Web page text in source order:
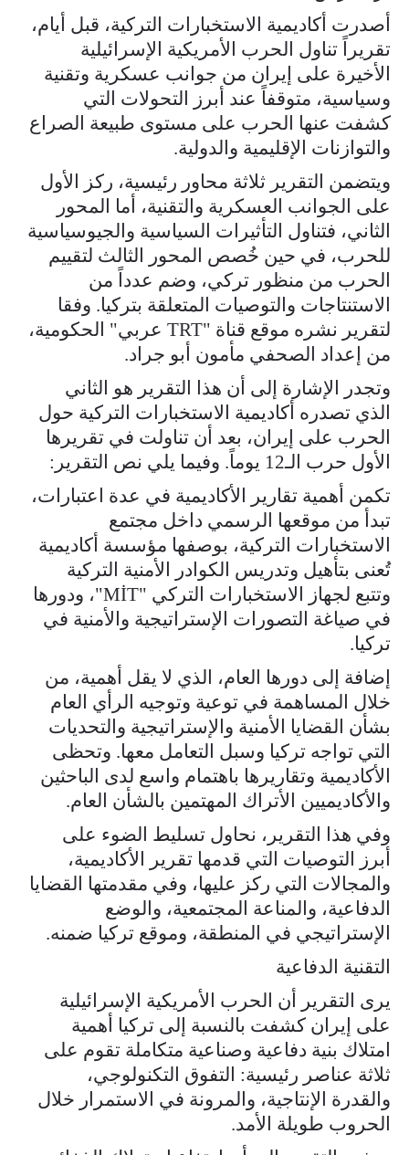
أصدرت أكاديمية الاستخبارات التركية، قبل أيام،
تقريراً تناول الحرب الأمريكية الإسرائيلية
الأخيرة على إيران من جوانب عسكرية وتقنية
وسياسية، متوقفاً عند أبرز التحولات التي
كشفت عنها الحرب على مستوى طبيعة الصراع
والتوازنات الإقليمية والدولية.
ويتضمن التقرير ثلاثة محاور رئيسية، ركز الأول
على الجوانب العسكرية والتقنية، أما المحور
الثاني، فتناول التأثيرات السياسية والجيوسياسية
للحرب، في حين خُصص المحور الثالث لتقييم
الحرب من منظور تركي، وضم عدداً من
الاستنتاجات والتوصيات المتعلقة بتركيا. وفقا
لتقرير نشره موقع قناة "TRT عربي" الحكومية،
من إعداد الصحفي مأمون أبو جراد.
وتجدر الإشارة إلى أن هذا التقرير هو الثاني
الذي تصدره أكاديمية الاستخبارات التركية حول
الحرب على إيران، بعد أن تناولت في تقريرها
الأول حرب الـ12 يوماً. وفيما يلي نص التقرير:
تكمن أهمية تقارير الأكاديمية في عدة اعتبارات،
تبدأ من موقعها الرسمي داخل مجتمع
الاستخبارات التركية، بوصفها مؤسسة أكاديمية
تُعنى بتأهيل وتدريس الكوادر الأمنية التركية
وتتبع لجهاز الاستخبارات التركي "MİT"، ودورها
في صياغة التصورات الإستراتيجية والأمنية في
تركيا.
إضافة إلى دورها العام، الذي لا يقل أهمية، من
خلال المساهمة في توعية وتوجيه الرأي العام
بشأن القضايا الأمنية والإستراتيجية والتحديات
التي تواجه تركيا وسبل التعامل معها. وتحظى
الأكاديمية وتقاريرها باهتمام واسع لدى الباحثين
والأكاديميين الأتراك المهتمين بالشأن العام.
وفي هذا التقرير، نحاول تسليط الضوء على
أبرز التوصيات التي قدمها تقرير الأكاديمية،
والمجالات التي ركز عليها، وفي مقدمتها القضايا
الدفاعية، والمناعة المجتمعية، والوضع
الإستراتيجي في المنطقة، وموقع تركيا ضمنه.
التقنية الدفاعية
يرى التقرير أن الحرب الأمريكية الإسرائيلية
على إيران كشفت بالنسبة إلى تركيا أهمية
امتلاك بنية دفاعية وصناعية متكاملة تقوم على
ثلاثة عناصر رئيسية: التفوق التكنولوجي،
والقدرة الإنتاجية، والمرونة في الاستمرار خلال
الحروب طويلة الأمد.